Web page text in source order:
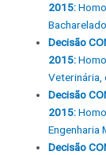
2015:
Decisão
2015:
Veterinária,
Decisão
2015:
Engenharia
Decisão